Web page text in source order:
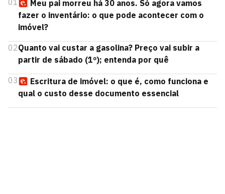
01
Meu pai morreu há 30 anos. Só agora vamos
fazer o inventário: o que pode acontecer com o
imóvel?
02Quanto vai custar a gasolina? Preço vai subir a
partir de sábado (1º); entenda por quê
03
Escritura de imóvel: o que é, como funciona e
qual o custo desse documento essencial